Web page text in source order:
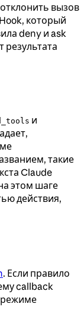
вызов
который
deny и ask
и
такие
Claude
этом шаге
действия,
. Если правило
callback
режиме